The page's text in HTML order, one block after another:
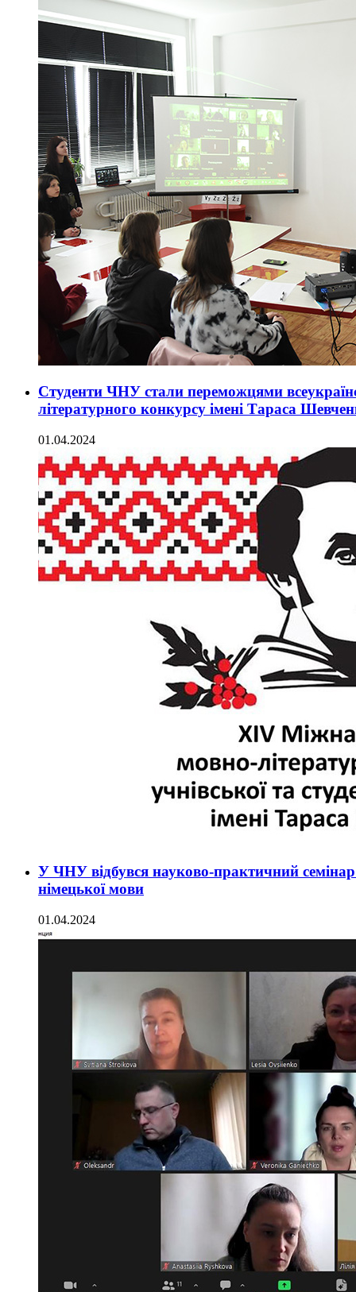
Студенти ЧНУ стали переможцями
літературного конкурсу імені Тараса
01.04.2024
У ЧНУ відбувся науково-практичний семінар
німецької мови
01.04.2024